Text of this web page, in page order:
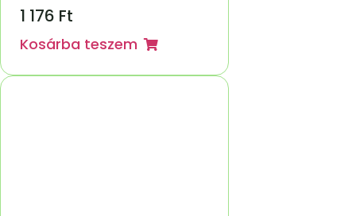
1 176 Ft
Kosárba teszem